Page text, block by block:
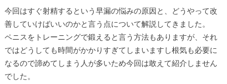
今回はすぐ射精するという早漏の悩みの原因と、どうやって改
善していけばいいのかと言う点について解説してきました。
ペニスをトレーニングで鍛えると言う方法もありますが、それ
ではどうしても時間がかかりすぎてしまいますし根気も必要に
なるので諦めてしまう人が多いため今回は敢えて紹介しません
でした。